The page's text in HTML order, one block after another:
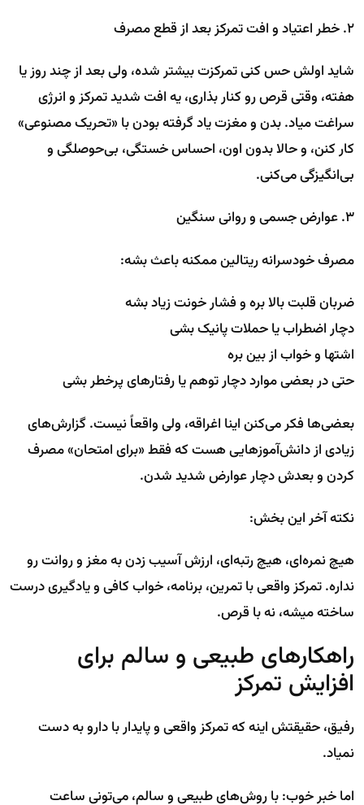
۲. خطر اعتیاد و افت تمرکز بعد از قطع مصرف
شاید اولش حس کنی تمرکزت بیشتر شده، ولی بعد از چند روز یا
هفته، وقتی قرص رو کنار بذاری، یه افت شدید تمرکز و انرژی
سراغت میاد. بدن و مغزت یاد گرفته بودن با «تحریک مصنوعی»
کار کنن، و حالا بدون اون، احساس خستگی، بی‌حوصلگی و
بی‌انگیزگی می‌کنی.
۳. عوارض جسمی و روانی سنگین
مصرف خودسرانه ریتالین ممکنه باعث بشه:
ضربان قلبت بالا بره و فشار خونت زیاد بشه
دچار اضطراب یا حملات پانیک بشی
اشتها و خواب از بین بره
حتی در بعضی موارد دچار توهم یا رفتارهای پرخطر بشی
بعضی‌ها فکر می‌کنن اینا اغراقه، ولی واقعاً نیست. گزارش‌های
زیادی از دانش‌آموزهایی هست که فقط «برای امتحان» مصرف
کردن و بعدش دچار عوارض شدید شدن.
نکته آخر این بخش:
هیچ نمره‌ای، هیچ رتبه‌ای، ارزش آسیب زدن به مغز و روانت رو
نداره. تمرکز واقعی با تمرین، برنامه، خواب کافی و یادگیری درست
ساخته میشه، نه با قرص.
راهکارهای طبیعی و سالم برای
افزایش تمرکز
رفیق، حقیقتش اینه که تمرکز واقعی و پایدار با دارو به دست
نمیاد.
اما خبر خوب: با روش‌های طبیعی و سالم، می‌تونی ساعت